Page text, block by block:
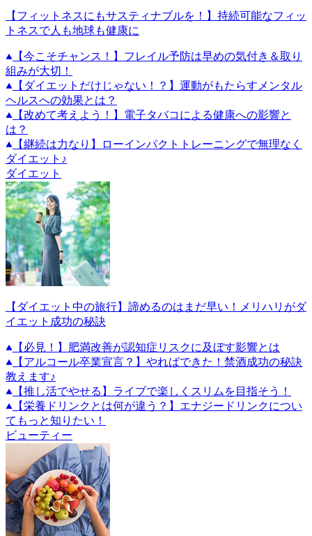
【フィットネスにもサスティナブルを！】持続可能なフィッ
トネスで人も地球も健康に
【今こそチャンス！】フレイル予防は早めの気付き＆取り
組みが大切！
【ダイエットだけじゃない！？】運動がもたらすメンタル
ヘルスへの効果とは？
【改めて考えよう！】電子タバコによる健康への影響と
は？
【継続は力なり】ローインパクトトレーニングで無理なく
ダイエット♪
ダイエット
【ダイエット中の旅行】諦めるのはまだ早い！メリハリがダ
イエット成功の秘訣
【必見！】肥満改善が認知症リスクに及ぼす影響とは
【アルコール卒業宣言？】やればできた！禁酒成功の秘訣
教えます♪
【推し活でやせる】ライブで楽しくスリムを目指そう！
【栄養ドリンクとは何が違う？】エナジードリンクについ
てもっと知りたい！
ビューティー